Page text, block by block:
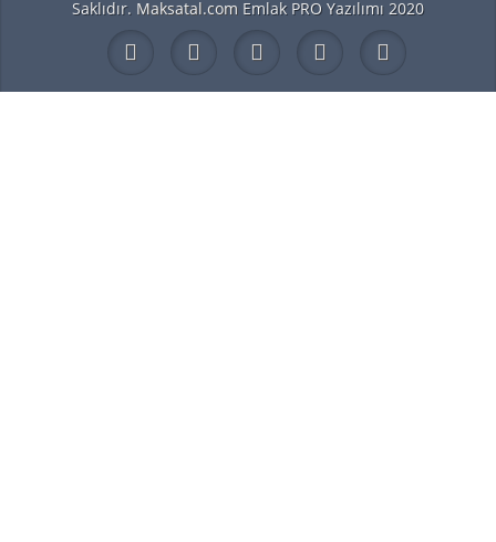
Saklıdır. Maksatal.com Emlak PRO Yazılımı 2020